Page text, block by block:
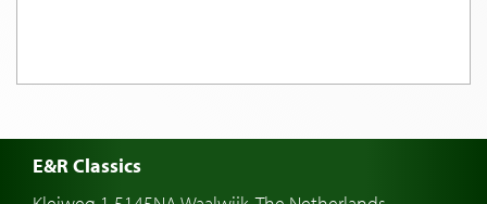
E&R Classics